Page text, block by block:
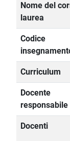
Nome del
laurea
Codice
Curriculum
Docente
responsabile
Docenti